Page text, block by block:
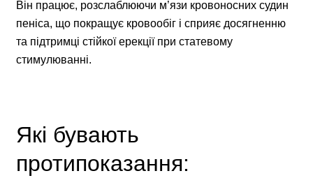
Він працює, розслаблюючи м’язи кровоносних судин
пеніса, що покращує кровообіг і сприяє досягненню
та підтримці стійкої ерекції при статевому
стимулюванні.
Які бувають
протипоказання: